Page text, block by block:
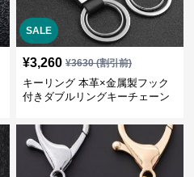
SALE
¥3,260 ¥3630(割引前)
キーリング 本革×金属製フック
付きダブルリングキーチェーン